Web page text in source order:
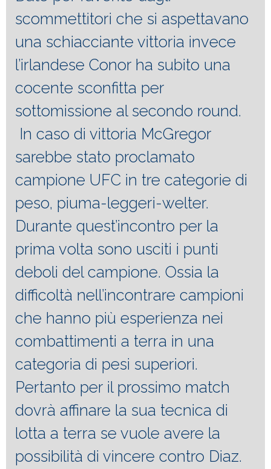
scommettitori che si aspettavano
una schiacciante vittoria invece
l’irlandese Conor ha subito una
cocente sconfitta per
sottomissione al secondo round.
In caso di vittoria McGregor
sarebbe stato proclamato
campione UFC in tre categorie di
peso, piuma-leggeri-welter.
Durante quest’incontro per la
prima volta sono usciti i punti
deboli del campione. Ossia la
difficoltà nell’incontrare campioni
che hanno più esperienza nei
combattimenti a terra in una
categoria di pesi superiori.
Pertanto per il prossimo match
dovrà affinare la sua tecnica di
lotta a terra se vuole avere la
possibilità di vincere contro Diaz.